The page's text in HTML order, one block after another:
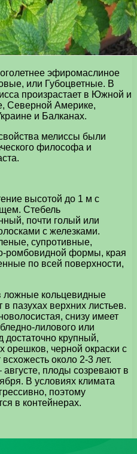
эфиромаслиное
или Губоцветные. В
произрастает в Южной и
Северной Америке,
и Балканах.
мелиссы были
философа и
высотой до 1 м с
Стебель
почти голый или
с железками.
супротивные,
ромбовидной формы, края
по всей поверхности,
ложные кольцевидные
пазухах верхних листьев.
снизу имеет
лилового или
достаточно крупный,
орешков, черной окраски с
около 2-3 лет.
плоды созревают в
В условиях климата
поэтому
в контейнерах.